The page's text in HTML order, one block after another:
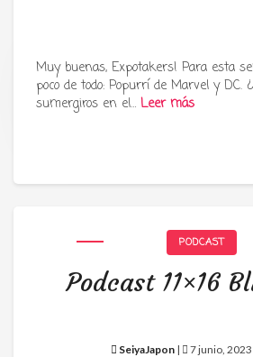
Tu radio y podcast
anime y cultura
Muy buenas, Expotakers! Para esta
poco de todo: Popurrí de Marvel y DC.
sumergiros en el… Leer más
PODCAST
Podcast 11×16
SeiyaJapon | 7 junio, 2023